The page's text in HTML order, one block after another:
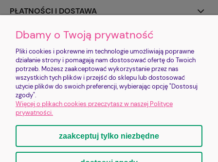
PŁATNOŚCI I DOSTAWA
INFORMACJE
O NAS
Sklep jest prowadzony przez FUNDACJĘ IMIENIA PROSIACZKA CHRUMKA |
Zysk ze sklepu realizuje cele statutowe Fundacji
Bankowa 2/1 | 58-500 Jelenia Góra | shop@lovepigs.pl | +48 793 752 792 |
pokaż pełną wersję strony
Dbamy o Twoją prywatność
Pliki cookies i pokrewne im technologie umożliwiają poprawne
działanie strony i pomagają nam dostosować ofertę do Twoich
potrzeb. Możesz zaakceptować wykorzystanie przez nas
wszystkich tych plików i przejść do sklepu lub dostosować
użycie plików do swoich preferencji, wybierając opcję "Dostosuj
zgody".
Więcej o plikach cookies przeczytasz w naszej Polityce
prywatności.
zaakceptuj tylko niezbędne